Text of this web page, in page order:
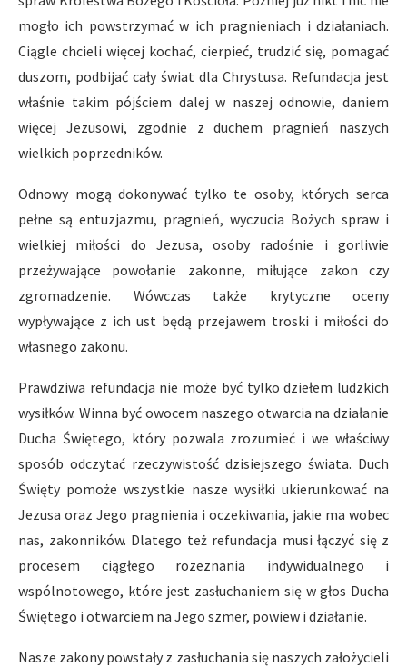
mogło ich powstrzymać w ich pragnieniach i działaniach.
Ciągle chcieli więcej kochać, cierpieć, trudzić się, pomagać
duszom, podbijać cały świat dla Chrystusa. Refundacja jest
właśnie takim pójściem dalej w naszej odnowie, daniem
więcej Jezusowi, zgodnie z duchem pragnień naszych
wielkich poprzedników.
Odnowy mogą dokonywać tylko te osoby, których serca
pełne są entuzjazmu, pragnień, wyczucia Bożych spraw i
wielkiej miłości do Jezusa, osoby radośnie i gorliwie
przeżywające powołanie zakonne, miłujące zakon czy
zgromadzenie. Wówczas także krytyczne oceny
wypływające z ich ust będą przejawem troski i miłości do
własnego zakonu.
Prawdziwa refundacja nie może być tylko dziełem ludzkich
wysiłków. Winna być owocem naszego otwarcia na działanie
Ducha Świętego, który pozwala zrozumieć i we właściwy
sposób odczytać rzeczywistość dzisiejszego świata. Duch
Święty pomoże wszystkie nasze wysiłki ukierunkować na
Jezusa oraz Jego pragnienia i oczekiwania, jakie ma wobec
nas, zakonników. Dlatego też refundacja musi łączyć się z
procesem ciągłego rozeznania indywidualnego i
wspólnotowego, które jest zasłuchaniem się w głos Ducha
Świętego i otwarciem na Jego szmer, powiew i działanie.
Nasze zakony powstały z zasłuchania się naszych założycieli